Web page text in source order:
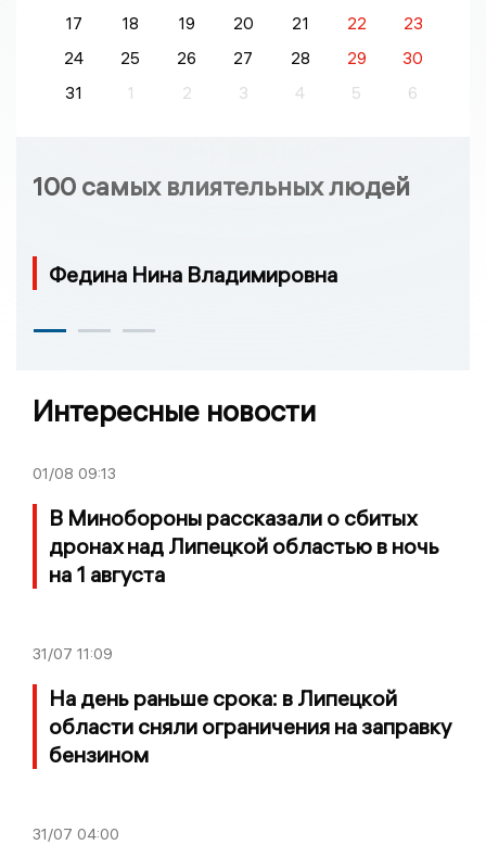
17
18 19 20 21 22
23
24
25 26 27 28 29
30
31
1 2 3 4 5 6
100 самых влиятельных людей
Федина Нина Владимировна
Интересные новости
01/08 09:13
В Минобороны рассказали о сбитых
дронах над Липецкой областью в ночь
на 1 августа
31/07 11:09
На день раньше срока: в Липецкой
области сняли ограничения на заправку
бензином
31/07 04:00